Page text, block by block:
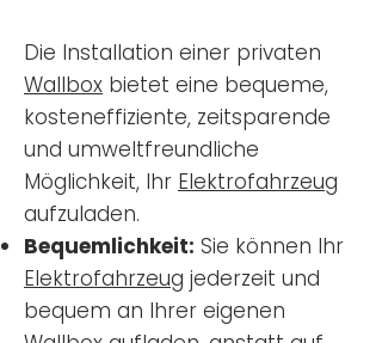
Die Installation einer privaten
Wallbox bietet eine bequeme,
kosteneffiziente, zeitsparende
und umweltfreundliche
Möglichkeit, Ihr Elektrofahrzeug
aufzuladen.
Bequemlichkeit: Sie können Ihr
Elektrofahrzeug jederzeit und
bequem an Ihrer eigenen